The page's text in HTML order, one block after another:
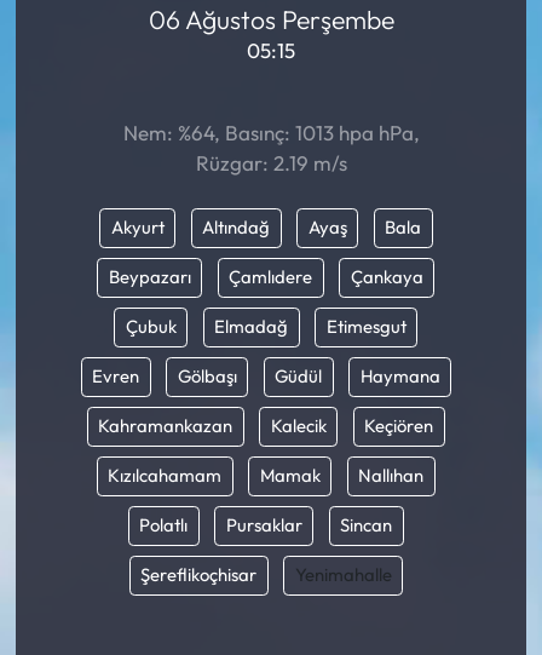
06 Ağustos Perşembe
05:15
Nem: %64, Basınç: 1013 hpa hPa,
Rüzgar: 2.19 m/s
Akyurt Altındağ Ayaş Bala
Beypazarı Çamlıdere Çankaya
Çubuk Elmadağ Etimesgut
Evren Gölbaşı Güdül Haymana
Kahramankazan Kalecik Keçiören
Kızılcahamam Mamak Nallıhan
Polatlı Pursaklar Sincan
Şereflikoçhisar Yenimahalle